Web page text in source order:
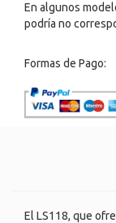
En algunos
podría no
Formas de Pago:
El LS118, que